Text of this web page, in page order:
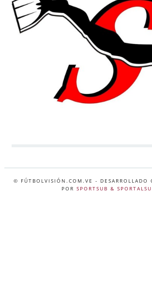
© FÚTBOLVISIÓN.COM.VE - DESARROLLADO
POR SPORTSUB &